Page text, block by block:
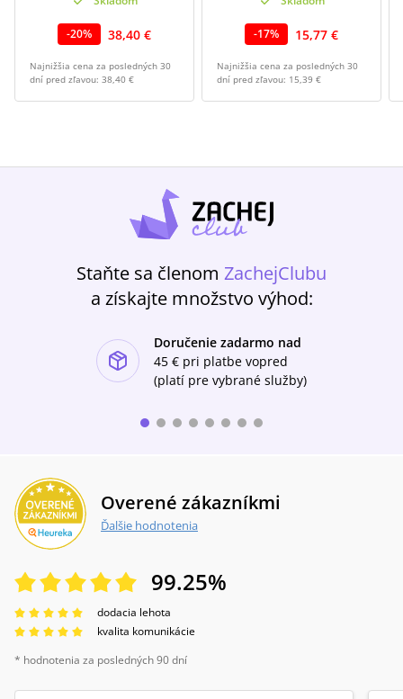
-20% 38,40 €
Najnižšia cena za posledných 30
dní pred zľavou: 38,40 €
-17% 15,77 €
Najnižšia cena za posledných 30
dní pred zľavou: 15,39 €
Staňte sa členom ZachejClubu
a získajte množstvo výhod:
Doručenie zadarmo nad
45 € pri platbe vopred
(platí pre vybrané služby)
Overené zákazníkmi
Ďalšie hodnotenia
99.25%
dodacia lehota
kvalita komunikácie
* hodnotenia za posledných 90 dní